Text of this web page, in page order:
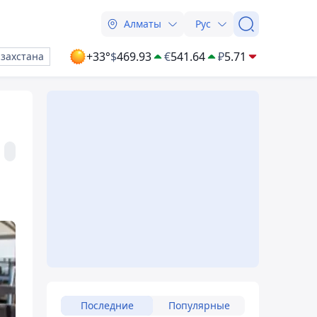
Алматы Рус
+33°$469.93 €541.64 ₽5.71
Последние Популярные